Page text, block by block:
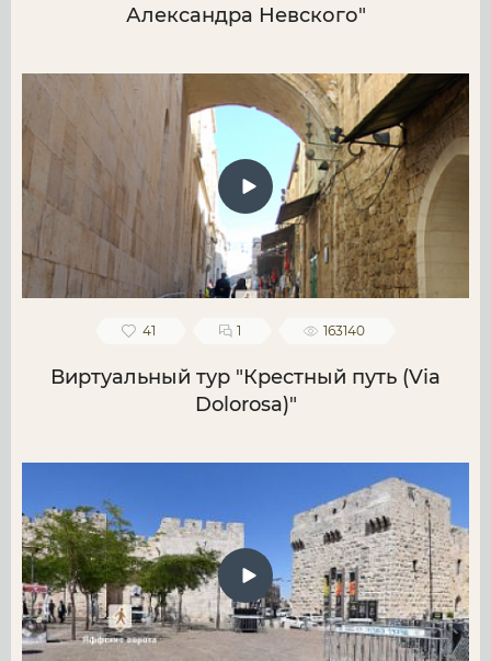
Александра Невского"
41 1 163140
Виртуальный тур "Крестный путь (Via
Dolorosa)"